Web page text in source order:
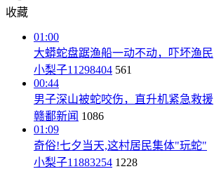
收藏
01:00
大蟒蛇盘踞渔船一动不动，吓坏渔民
小梨子11298404 561
00:44
男子深山被蛇咬伤，直升机紧急救援
赣鄱新闻 1086
01:09
奇俗!七夕当天,这村居民集体"玩蛇"
小梨子11883254 1228